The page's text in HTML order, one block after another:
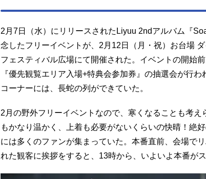
2月7日（水）にリリースされたLiyuu 2ndアルバム『
念したフリーイベントが、2月12日（月・祝）お台場
フェスティバル広場にて開催された。イベントの開始
『優先観覧エリア入場+特典会参加券』の抽選会が行
コーナーには、長蛇の列ができていた。
2月の野外フリーイベントなので、寒くなることも考え
もかなり温かく、上着も必要がないくらいの快晴！絶
には多くのファンが集まっていた。本番直前、会場で
れた観客に挨拶をすると、13時から、いよいよ本番がス